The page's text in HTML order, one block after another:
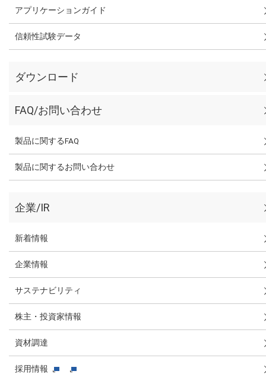
アプリケーションガイド
信頼性試験データ
ダウンロード
FAQ/お問い合わせ
製品に関するFAQ
製品に関するお問い合わせ
企業/IR
新着情報
企業情報
サステナビリティ
株主・投資家情報
資材調達
採用情報